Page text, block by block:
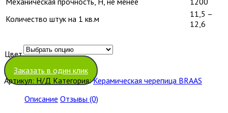
Количество штук на 1 кв.м
11,5 –
12,6
Цвет
Очистить
Заказать в один клик
Артикул: Н/Д Категория:Керамическая черепица BRAAS
Описание Отзывы (0)